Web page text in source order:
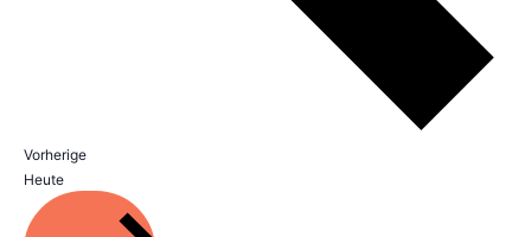
Vorherige
Heute
Veranstaltungen